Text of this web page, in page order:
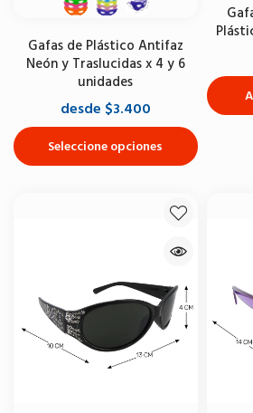
Gafas de Plástico Antifaz
Neón y Traslucidas x 4 y 6
unidades
desde $3.400
Seleccione opciones